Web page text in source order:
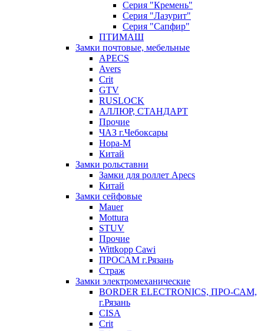
Серия "Кремень"
Серия "Лазурит"
Серия "Сапфир"
ПТИМАШ
Замки почтовые, мебельные
APECS
Avers
Crit
GTV
RUSLOCK
АЛЛЮР, СТАНДАРТ
Прочие
ЧАЗ г.Чебоксары
Нора-М
Китай
Замки рольставни
Замки для роллет Apecs
Китай
Замки сейфовые
Mauer
Mottura
STUV
Прочие
Wittkopp Cawi
ПРОСАМ г.Рязань
Страж
Замки электромеханические
BORDER ELECTRONICS, ПРО-САМ,
г.Рязань
CISA
Crit